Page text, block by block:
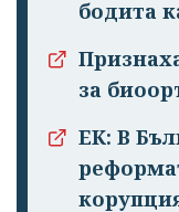
бодита
за
ЕК: В